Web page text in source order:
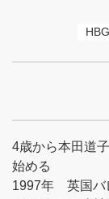
4歳から本田道
始める
1997年 英国バ